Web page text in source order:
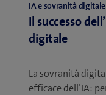
IA e sovranità digitale
Il successo
digitale
La sovranità
efficace dell’IA: